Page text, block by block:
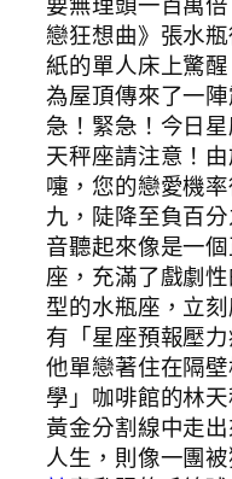
戀狂想曲》張水
紙的單人床上驚
為屋頂傳來了一
急！緊急！今日
天秤座請注意！
嚏，您的戀愛機
九，陡降至負百
音聽起來像是一
座，充滿了戲劇
型的水瓶座，立
有「星座預報壓
他單戀著住在隔
學」咖啡館的林
黃金分割線中走
人生，則像一團